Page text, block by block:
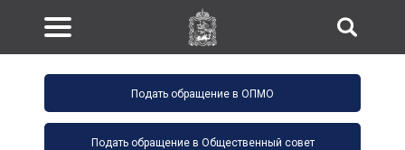
Подать обращение в ОПМО
Подать обращение в Общественный совет